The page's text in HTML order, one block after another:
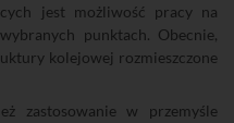
jest możliwość pracy na
punktach. Obecnie,
kolejowej rozmieszczone
zastosowanie w przemyśle